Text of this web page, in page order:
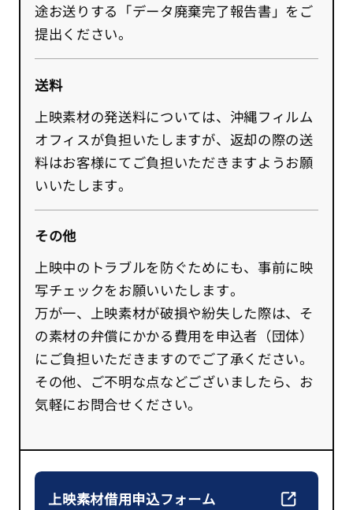
途お送りする「データ廃棄完了報告書」をご
提出ください。
送料
上映素材の発送料については、沖縄フィルム
オフィスが負担いたしますが、返却の際の送
料はお客様にてご負担いただきますようお願
いいたします。
その他
上映中のトラブルを防ぐためにも、事前に映
写チェックをお願いいたします。
万が一、上映素材が破損や紛失した際は、そ
の素材の弁償にかかる費用を申込者（団体）
にご負担いただきますのでご了承ください。
その他、ご不明な点などございましたら、お
気軽にお問合せください。
上映素材借用申込フォーム